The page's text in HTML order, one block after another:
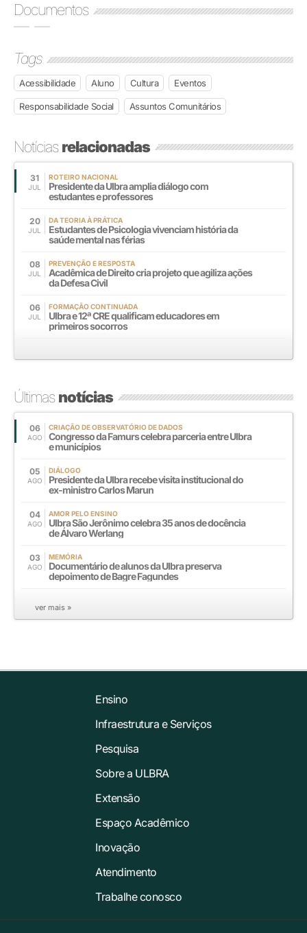
Documentos
Tags
Acessibilidade Aluno Cultura Eventos
Responsabilidade Social Assuntos Comunitários
Notíciasrelacionadas
31
JUL
ROTEIRO NACIONAL
Presidente da Ulbra amplia diálogo com
estudantes e professores
20
JUL
DA TEORIA À PRÁTICA
Estudantes de Psicologia vivenciam história da
saúde mental nas férias
08
JUL
PREVENÇÃO E RESPOSTA
Acadêmica de Direito cria projeto que agiliza ações
da Defesa Civil
06
JUL
FORMAÇÃO CONTINUADA
Ulbra e 12ª CRE qualificam educadores em
primeiros socorros
Últimasnotícias
06
AGO
CRIAÇÃO DE OBSERVATÓRIO DE DADOS
Congresso da Famurs celebra parceria entre Ulbra
e municípios
05
AGO
DIÁLOGO
Presidente da Ulbra recebe visita institucional do
ex-ministro Carlos Marun
04
AGO
AMOR PELO ENSINO
Ulbra São Jerônimo celebra 35 anos de docência
de Álvaro Werlang
03
AGO
MEMÓRIA
Documentário de alunos da Ulbra preserva
depoimento de Bagre Fagundes
ver mais »
Ensino
Infraestrutura e Serviços
Pesquisa
Sobre a ULBRA
Extensão
Espaço Acadêmico
Inovação
Atendimento
Trabalhe conosco